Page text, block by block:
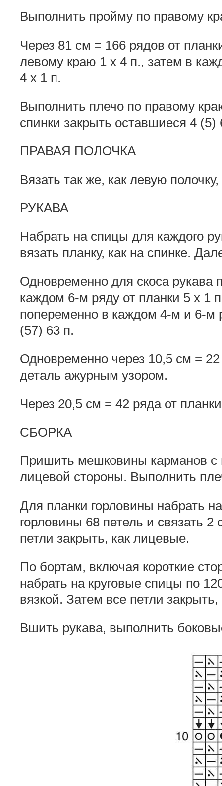
Выполнить пройму по правому
Через 81 см = 166 рядов от
левому краю 1 x 4 п., затем в
4 x 1 п.
Выполнить плечо по правому
спинки закрыть оставшиеся 4 (5)
ПРАВАЯ ПОЛОЧКА
Вязать так же, как левую
РУКАВА
Набрать на спицы для каждого
вязать планку, как на спинке.
Одновременно для скоса рукава
каждом 6-м ряду от планки 5 x 1
попеременно в каждом 4-м и 6-м
(57) 63 п.
Одновременно через 10,5 см = 22
деталь ажурным узором.
Через 20,5 см = 42 ряда от
СБОРКА
Пришить мешковины карманов с
лицевой стороны. Выполнить
Для планки горловины набрать
горловины 68 петель и связать
петли закрыть, как лицевые.
По бортам, включая короткие
набрать на круговые спицы по
вязкой. Затем все петли
Вшить рукава, выполнить